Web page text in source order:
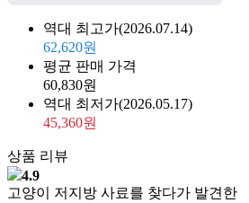
역대 최고가(2026.07.14)
62,620원
평균 판매 가격
60,830원
역대 최저가(2026.05.17)
45,360원
상품 리뷰
4.9
고양이 저지방 사료를 찾다가 발견한